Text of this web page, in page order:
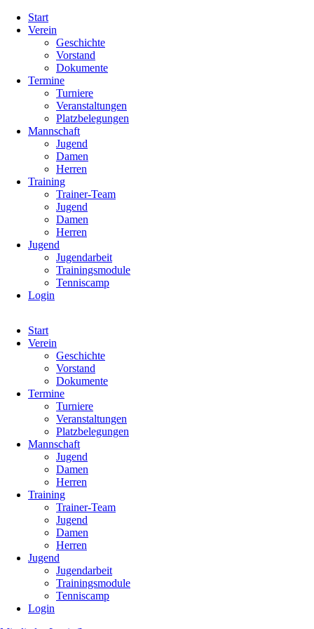
überspringen
Start
Verein
Geschichte
Vorstand
Dokumente
Termine
Turniere
Veranstaltungen
Platzbelegungen
Mannschaft
Jugend
Damen
Herren
Training
Trainer-Team
Jugend
Damen
Herren
Jugend
Jugendarbeit
Trainingsmodule
Tenniscamp
Login
überspringen
Start
Verein
Geschichte
Vorstand
Dokumente
Termine
Turniere
Veranstaltungen
Platzbelegungen
Mannschaft
Jugend
Damen
Herren
Training
Trainer-Team
Jugend
Damen
Herren
Jugend
Jugendarbeit
Trainingsmodule
Tenniscamp
Login